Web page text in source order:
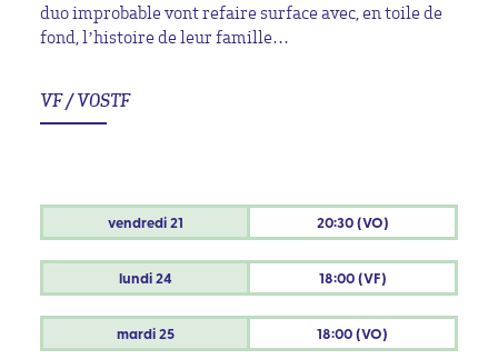
duo improbable vont refaire surface avec, en toile de
fond, l’histoire de leur famille…
VF / VOSTF
vendredi21 20:30 (VO)
lundi24 18:00 (VF)
mardi25 18:00 (VO)